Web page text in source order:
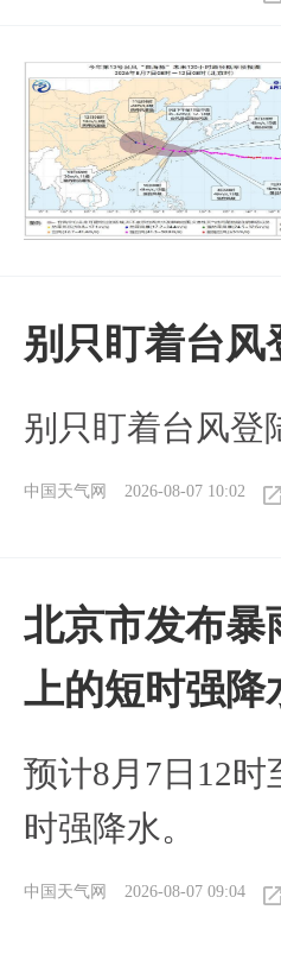
别只盯着台风
别只盯着台风登
中国天气网 2026-08-07 10:02
北京市发布暴
上的短时强降
预计8月7日12
时强降水。
中国天气网 2026-08-07 09:04